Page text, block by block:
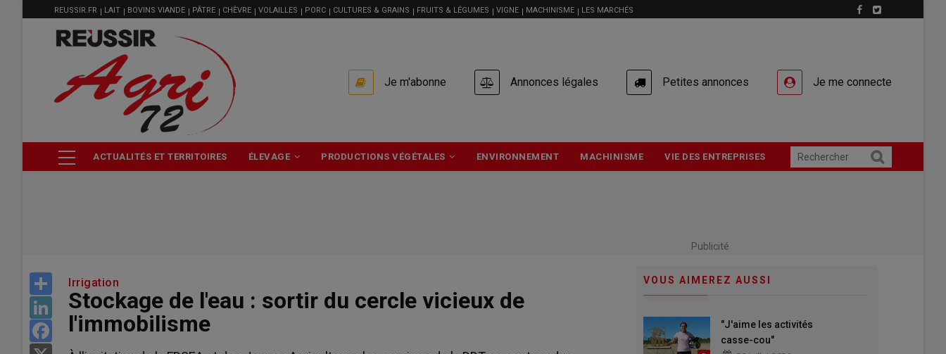
MENU
FILIÈRE
REUSSIR.FR LAIT BOVINS VIANDE PÂTRE CHÈVRE VOLAILLES PORC CULTURES & GRAINS FRUITS & LÉGUMES VIGNE MACHINISME LES MARCHÉS
USER
ACCOUNT
MENU
Je m'abonne Annonces légales Petites annonces Je me connecte
PRINCIPALEACTUALITÉS ET TERRITOIRES ÉLEVAGE PRODUCTIONS VÉGÉTALES ENVIRONNEMENT MACHINISME VIE DES ENTREPRISES
Publicité
Share
LinkedIn
Facebook
Irrigation
Stockage de l'eau : sortir du cercle vicieux de
l'immobilisme
VOUS AIMEREZ AUSSI
"J'aime les activités
casse-cou"